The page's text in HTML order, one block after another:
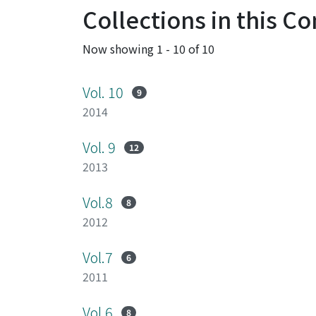
Collections in this
Now showing 1 - 10 of 10
Vol. 10 9
2014
Vol. 9 12
2013
Vol.8 8
2012
Vol.7 6
2011
8